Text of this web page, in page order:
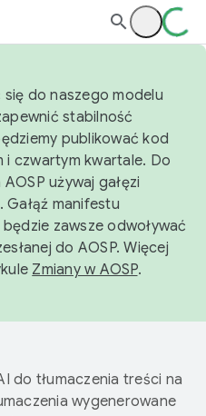
do naszego modelu
stabilność
publikować kod
i czwartym kwartale. Do
używaj gałęzi
. Gałąź manifestu
będzie zawsze odwoływać
do AOSP. Więcej
Zmiany w AOSP.
do tłumaczenia treści na
wygenerowane